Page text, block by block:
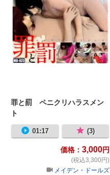
罪と罰 ペニクリハラスメン
ト
01:17 (3)
価格： 3,000円
(税込3,300円)
メイデン・ドールズ